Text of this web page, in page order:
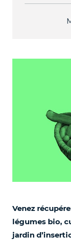
Venez
légumes bio,
jardin